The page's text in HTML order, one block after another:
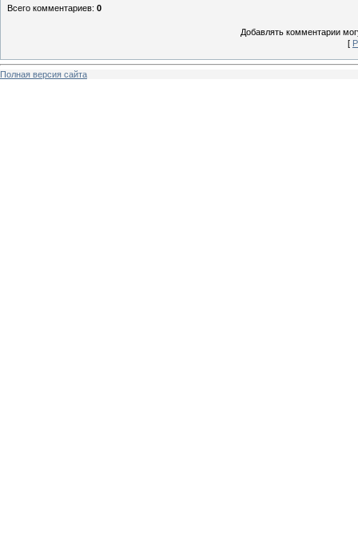
Всего комментариев: 0
Добавлять комментарии
[
Полная версия сайта